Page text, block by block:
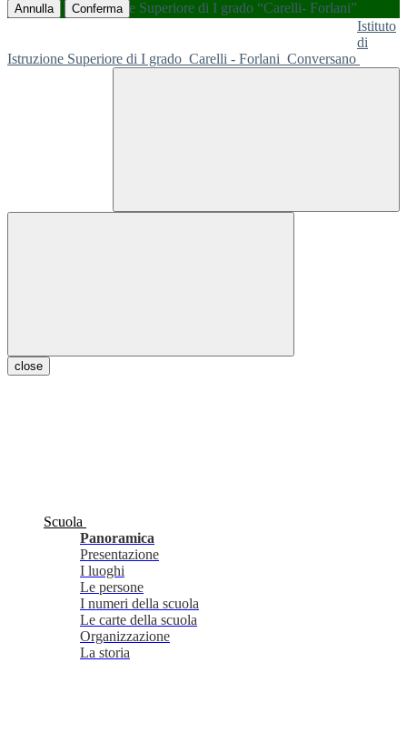
Annulla Conferma
Istituto
di
Istruzione Superiore di I grado Carelli - Forlani Conversano
close
Scuola
Panoramica
Presentazione
I luoghi
Le persone
I numeri della scuola
Le carte della scuola
Organizzazione
La storia